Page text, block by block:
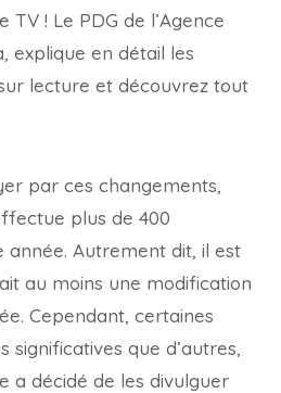
! Le PDG de l’Agence
explique en détail les
lecture et découvrez tout
par ces changements,
plus de 400
année. Autrement dit, il est
au moins une modification
Cependant, certaines
significatives que d’autres,
a décidé de les divulguer